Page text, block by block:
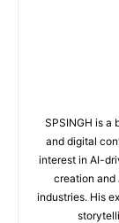
SPSINGH is a
and digital
interest in AI-
creation and
industries. His